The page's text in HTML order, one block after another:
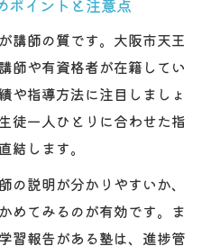
ポイントと注意点
講師の質です。大阪市天王
師や有資格者が在籍してい
や指導方法に注目しましょ
徒一人ひとりに合わせた指
結します。
説明が分かりやすいか、
めてみるのが有効です。ま
習報告がある塾は、進捗管